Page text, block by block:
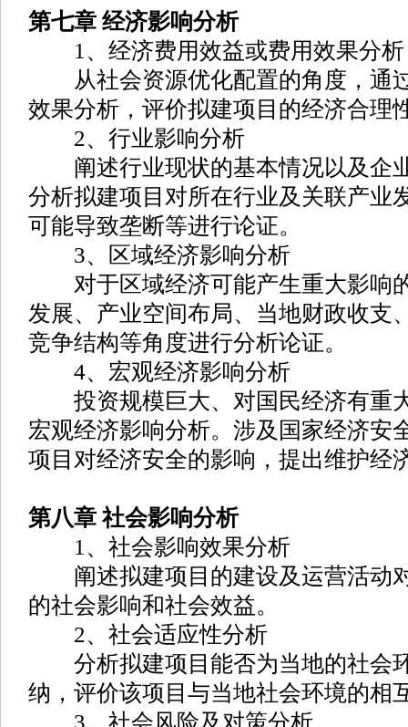
第七章 经济影响分析
1、经济费用效益或费用效果分析
从社会资源优化配置的角度，通
效果分析，评价拟建项目的经济合理
2、行业影响分析
阐述行业现状的基本情况以及企
分析拟建项目对所在行业及关联产业
可能导致垄断等进行论证。
3、区域经济影响分析
对于区域经济可能产生重大影响
发展、产业空间布局、当地财政收支
竞争结构等角度进行分析论证。
4、宏观经济影响分析
投资规模巨大、对国民经济有重
宏观经济影响分析。涉及国家经济安
项目对经济安全的影响，提出维护经
第八章 社会影响分析
1、社会影响效果分析
阐述拟建项目的建设及运营活动
的社会影响和社会效益。
2、社会适应性分析
分析拟建项目能否为当地的社会
纳，评价该项目与当地社会环境的相
3、社会风险及对策分析